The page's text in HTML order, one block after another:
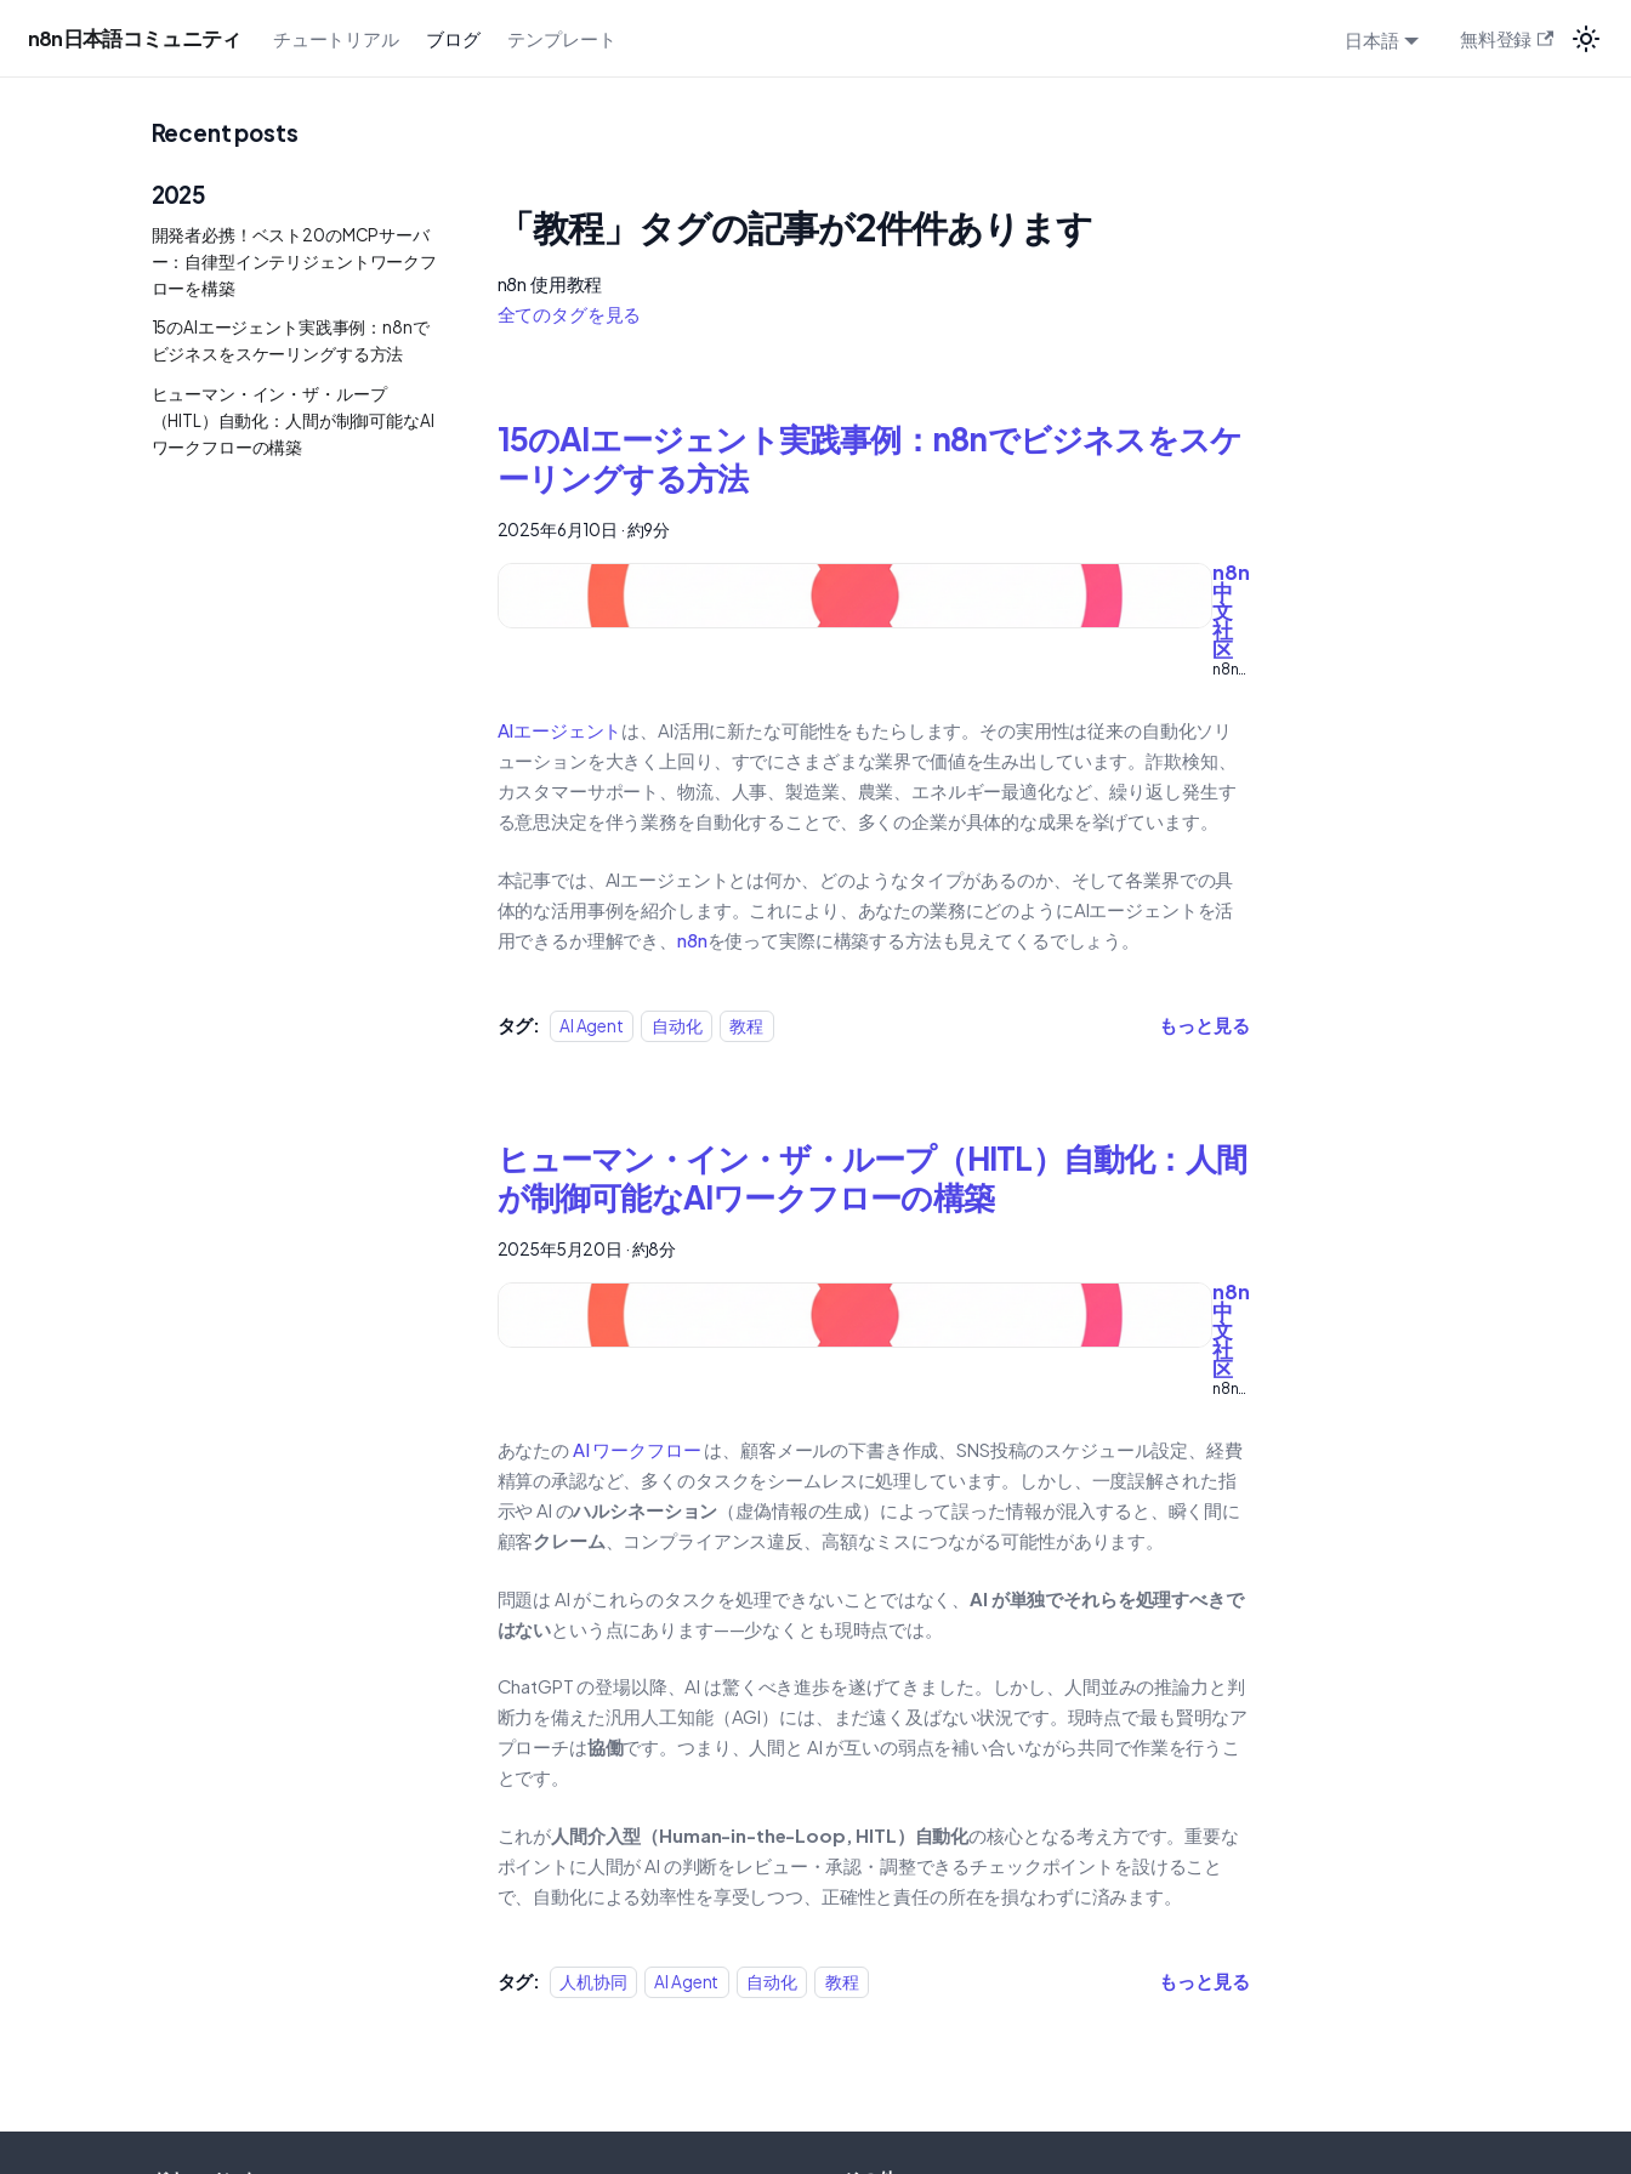
n8n日本語コミュニティ チュートリアル ブログ テンプレート 日本語 無料登録
Recent posts
2025
開発者必携！ベスト20のMCPサーバ
ー：自律型インテリジェントワークフ
ローを構築
15のAIエージェント実践事例：n8nで
ビジネスをスケーリングする方法
ヒューマン・イン・ザ・ループ
（HITL）自動化：人間が制御可能なAI
ワークフローの構築
「教程」タグの記事が2件件あります
n8n 使用教程
全てのタグを見る
15のAIエージェント実践事例：n8nでビジネスをスケ
ーリングする方法
2025年6月10日 ·約9分
n8n
中
文
社
区
n8n
作流
中文
教程
AIエージェント は、AI活用に新たな可能性をもたらします。その実用性は従来の自動化ソリ
ューションを大きく上回り、すでにさまざまな業界で価値を生み出しています。詐欺検知、
カスタマーサポート、物流、人事、製造業、農業、エネルギー最適化など、繰り返し発生す
る意思決定を伴う業務を自動化することで、多くの企業が具体的な成果を挙げています。
本記事では、AIエージェントとは何か、どのようなタイプがあるのか、そして各業界での具
体的な活用事例を紹介します。これにより、あなたの業務にどのようにAIエージェントを活
用できるか理解でき、 n8nを使って実際に構築する方法も見えてくるでしょう。
タグ: AI Agent 自动化 教程 もっと見る
ヒューマン・イン・ザ・ループ（HITL）自動化：人間
が制御可能なAIワークフローの構築
2025年5月20日 ·約8分
n8n
中
文
社
区
n8n
作流
中文
教程
あなたのAI ワークフロー は、顧客メールの下書き作成、SNS投稿のスケジュール設定、経費
精算の承認など、多くのタスクをシームレスに処理しています。しかし、一度誤解された指
示や AI のハルシネーション （虚偽情報の生成）によって誤った情報が混入すると、瞬く間に
顧客クレーム 、コンプライアンス違反、高額なミスにつながる可能性があります。
問題は AI がこれらのタスクを処理できないことではなく、 AI が単独でそれらを処理すべきで
はないという点にあります——少なくとも現時点では。
ChatGPT の登場以降、AI は驚くべき進歩を遂げてきました。しかし、人間並みの推論力と判
断力を備えた汎用人工知能（AGI）には、まだ遠く及ばない状況です。現時点で最も賢明なア
プローチは協働です。つまり、人間と AI が互いの弱点を補い合いながら共同で作業を行うこ
とです。
これが 人間介入型（Human-in-the-Loop, HITL）自動化の核心となる考え方です。重要な
ポイントに人間が AI の判断をレビュー・承認・調整できるチェックポイントを設けること
で、自動化による効率性を享受しつつ、正確性と責任の所在を損なわずに済みます。
タグ: 人机协同 AI Agent 自动化 教程 もっと見る